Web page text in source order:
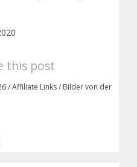
this post
/ Affiliate Links / Bilder von der